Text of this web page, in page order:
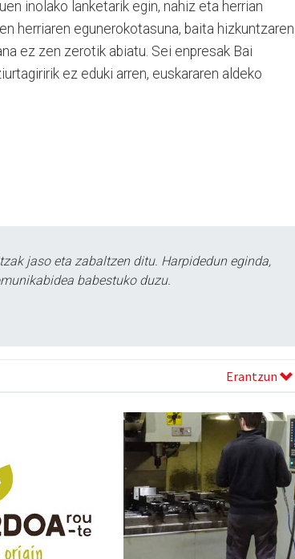
inolako lanketarik egin, nahiz eta herrian
herriaren egunerokotasuna, baita hizkuntzaren
ez zen zerotik abiatu. Sei enpresak Bai
ez eduki arren, euskararen aldeko
jaso eta zabaltzen ditu. Harpidedun eginda,
babestuko duzu.
Erantzun